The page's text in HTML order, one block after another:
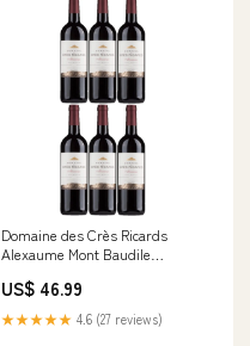
Domaine des Crès Ricards
Alexaume Mont Baudile
(6 x 0,75l) Edelzwicker
US$ 46.99
★★★★★ 4.6 (27 reviews)